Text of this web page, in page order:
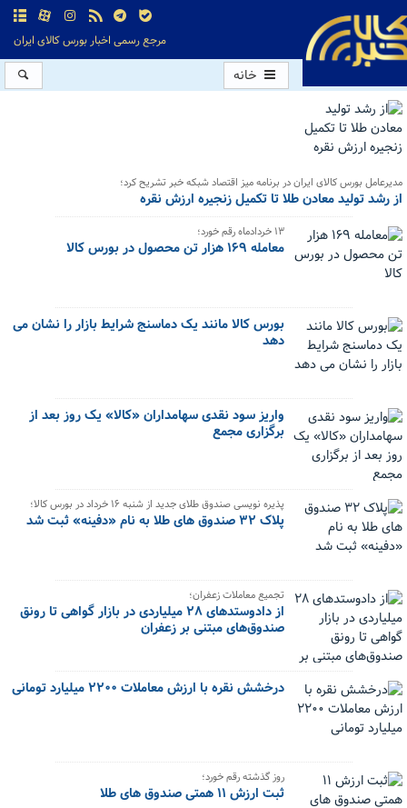
مرجع رسمی اخبار بورس کالای ایران
خانه
مدیرعامل بورس کالای ایران در برنامه میز اقتصاد شبکه خبر تشریح کرد؛
از رشد تولید معادن طلا تا تکمیل زنجیره ارزش نقره
۱۳ خردادماه رقم خورد؛
معامله ۱۶۹ هزار تن محصول در بورس کالا
بورس کالا مانند یک دماسنج شرایط بازار را نشان می
دهد
واریز سود نقدی سهامداران «کالا» یک روز بعد از
برگزاری مجمع
پذیره نویسی صندوق طلای جدید از شنبه ۱۶ خرداد در بورس کالا؛
پلاک ۳۲ صندوق های طلا به نام «دفینه» ثبت شد
تجمیع معاملات زعفران؛
از دادوستدهای ۲۸ میلیاردی در بازار گواهی تا رونق
صندوق‌های مبتنی بر زعفران
درخشش نقره با ارزش معاملات ۲۲۰۰ میلیارد تومانی
روز گذشته رقم خورد؛
ثبت ارزش ۱۱ همتی صندوق های طلا